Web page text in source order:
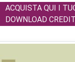
ACQUISTA QUI I
DOWNLOAD